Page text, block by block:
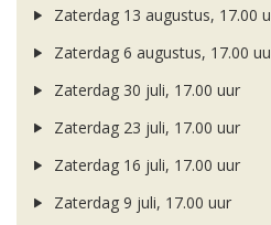
Zaterdag 13 augustus, 17.00
Zaterdag 6 augustus, 17.00
Zaterdag 30 juli, 17.00 uur
Zaterdag 23 juli, 17.00 uur
Zaterdag 16 juli, 17.00 uur
Zaterdag 9 juli, 17.00 uur